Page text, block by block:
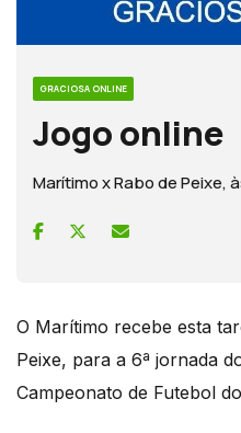
GRACIOSA ONLINE
Jogo online
Marítimo x Rabo de Peixe,
O Marítimo recebe esta
Peixe, para a 6ª jornada
Campeonato de Futebol